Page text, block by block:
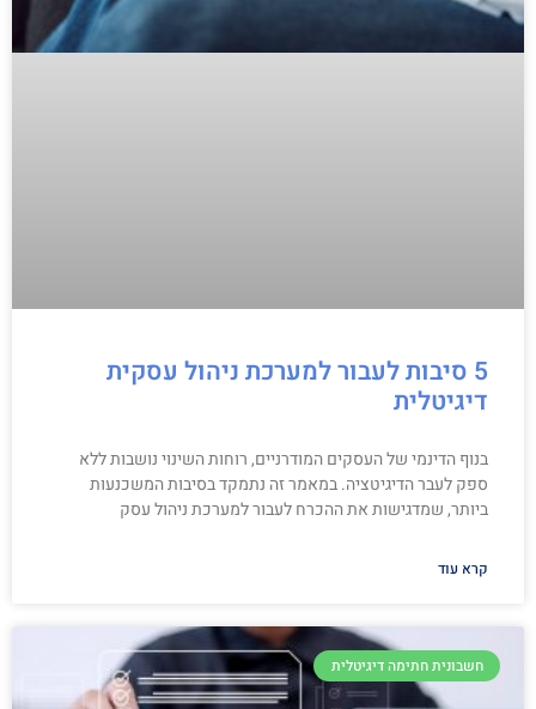
5 סיבות לעבור למערכת ניהול עסקית
דיגיטלית
בנוף הדינמי של העסקים המודרניים, רוחות השינוי נושבות ללא
ספק לעבר הדיגיטציה. במאמר זה נתמקד בסיבות המשכנעות
ביותר, שמדגישות את ההכרח לעבור למערכת ניהול עסק
קרא עוד
חשבונית חתימה דיגיטלית